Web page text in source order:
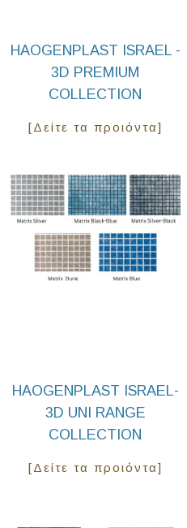
HAOGENPLAST ISRAEL -
3D PREMIUM
COLLECTION
[Δείτε τα προιόντα]
HAOGENPLAST ISRAEL-
3D UNI RANGE
COLLECTION
[Δείτε τα προιόντα]